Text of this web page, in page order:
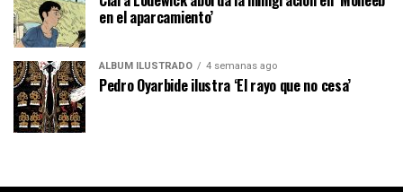
en el aparcamiento’
ÁLBUM ILUSTRADO 4 semanas ago
Pedro Oyarbide ilustra ‘El rayo que no cesa’